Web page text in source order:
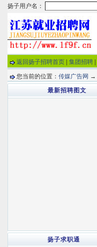
返回扬子招聘首页 集团招聘
您当前的位置： 传媒广告网 →
最新招聘图文
扬子求职通